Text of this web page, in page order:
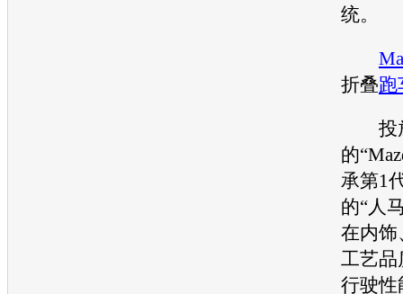
统。
折叠跑
投
的“
承第1
的“人
在内饰
工艺品
行驶性